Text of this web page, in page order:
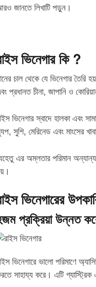
জানতে লিখাটি পড়ুন।
ভিনেগার কি ?
চাল থেকে যে ভিনেগার তৈরি
প্রধানত চীনা, জাপানি ও
ভিনেগার স্বাদে হালকা এবং
সুশি, মেরিনেড এবং মাংসের
এর অম্লতার পরিমান
ভিনেগারের
প্রক্রিয়া উন্নত
ভিনেগারে ভালো পরিমাণে
সাহায্য করে। এটি